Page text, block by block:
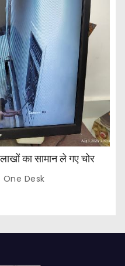
का सामान ले गए चोर
One Desk